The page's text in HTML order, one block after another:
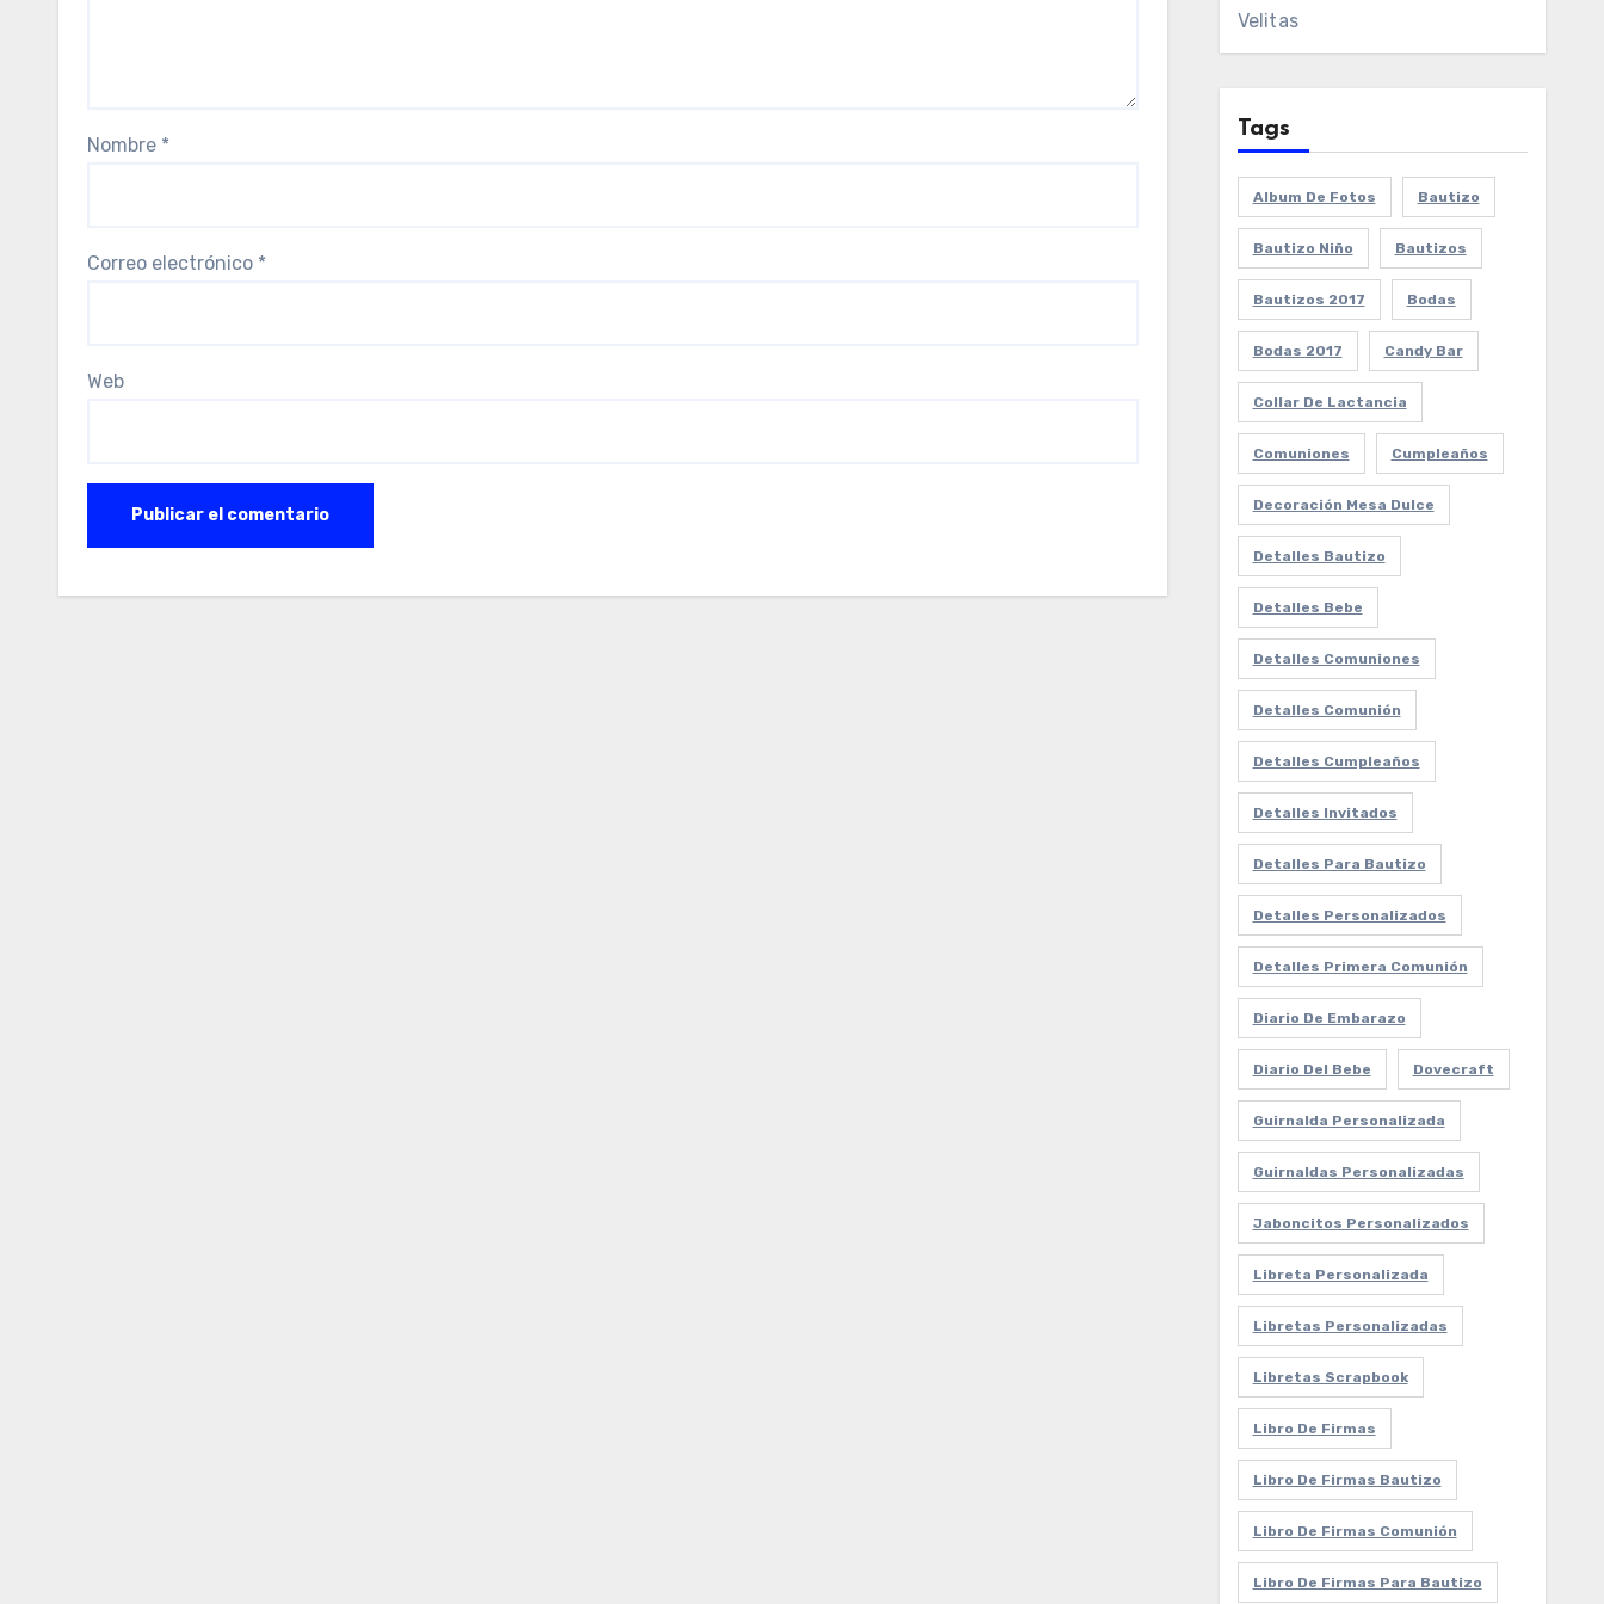
Nombre *
Correo electrónico *
Web
Velitas
Tags
Album De Fotos Bautizo
Bautizo Niño Bautizos
Bautizos 2017 Bodas
Bodas 2017 Candy Bar
Collar De Lactancia
Comuniones Cumpleaños
Decoración Mesa Dulce
Detalles Bautizo
Detalles Bebe
Detalles Comuniones
Detalles Comunión
Detalles Cumpleaños
Detalles Invitados
Detalles Para Bautizo
Detalles Personalizados
Detalles Primera Comunión
Diario De Embarazo
Diario Del Bebe Dovecraft
Guirnalda Personalizada
Guirnaldas Personalizadas
Jaboncitos Personalizados
Libreta Personalizada
Libretas Personalizadas
Libretas Scrapbook
Libro De Firmas
Libro De Firmas Bautizo
Libro De Firmas Comunión
Libro De Firmas Para Bautizo